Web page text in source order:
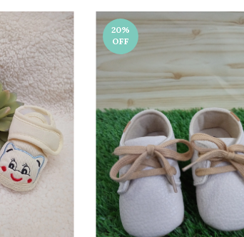
20%
OFF